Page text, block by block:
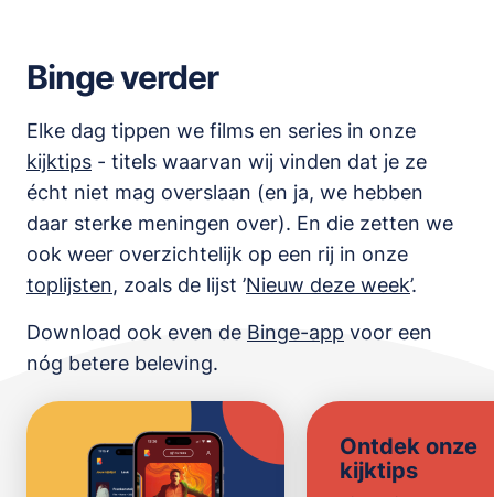
Binge verder
Elke dag tippen we films en series in onze
kijktips - titels waarvan wij vinden dat je ze
écht niet mag overslaan (en ja, we hebben
daar sterke meningen over). En die zetten we
ook weer overzichtelijk op een rij in onze
toplijsten, zoals de lijst ’Nieuw deze week’.
Download ook even de Binge-app voor een
nóg betere beleving.
Ontdek onze
kijktips